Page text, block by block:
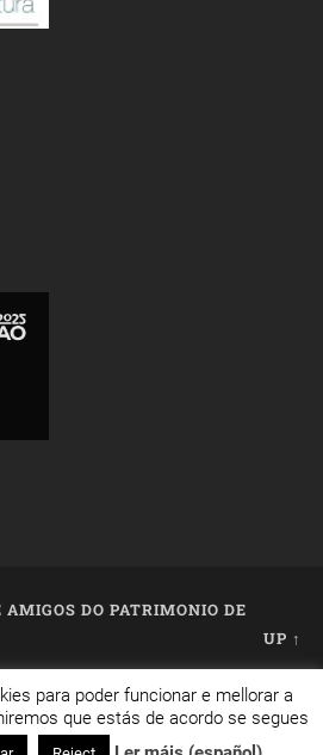
AMIGOS DO PATRIMONIO DE
UP ↑
por Café Dixital SL - 2026.
ou ponte en contacto
para poder funcionar e mellorar a
que estás de acordo se segues